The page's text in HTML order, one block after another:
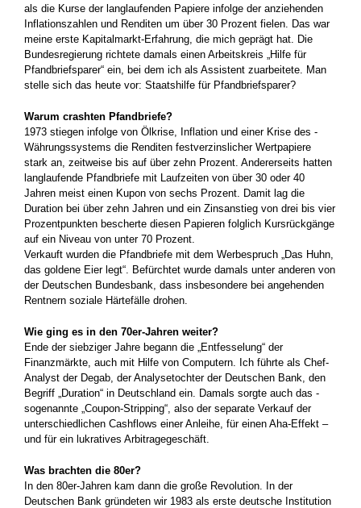
als die Kurse der langlaufenden Papiere infolge der anziehenden
Inflationszahlen und Renditen um über 30 Prozent fielen. Das war
meine erste Kapitalmarkt-Erfahrung, die mich geprägt hat. Die
Bundesregierung richtete damals einen Arbeitskreis „Hilfe für
Pfandbriefsparer“ ein, bei dem ich als Assistent zuarbeitete. Man
stelle sich das heute vor: Staatshilfe für Pfandbriefsparer?
Warum crashten Pfandbriefe?
1973 stiegen infolge von Ölkrise, Inflation und einer Krise des ­
Währungssystems die Renditen festverzinslicher Wertpapiere
stark an, zeitweise bis auf über zehn Prozent. Andererseits hatten
langlaufende Pfandbriefe mit Laufzeiten von über 30 oder 40
Jahren meist einen Kupon von sechs Prozent. Damit lag die
Duration bei über zehn Jahren und ein Zinsanstieg von drei bis vier
Prozentpunkten bescherte diesen Papieren folglich Kursrückgänge
auf ein Niveau von unter 70 Prozent.
Verkauft wurden die Pfandbriefe mit dem Werbespruch „Das Huhn,
das goldene Eier legt“. Befürchtet wurde damals unter ­anderen von
der Deutschen Bundesbank, dass insbesondere bei ­angehenden
Rentnern soziale Härtefälle drohen.
Wie ging es in den 70er-Jahren weiter?
Ende der siebziger Jahre begann die „Entfesselung“ der
Finanzmärkte, auch mit Hilfe von Computern. Ich führte als Chef-
Analyst der Degab, der Analysetochter der Deutschen Bank, den
Begriff „Duration“ in Deutschland ein. Damals sorgte auch das ­
sogenannte „Coupon-Stripping“, also der separate Verkauf der
unterschied­lichen Cashflows einer Anleihe, für einen Aha-Effekt –
und für ein lukratives Arbitragegeschäft.
Was brachten die 80er?
In den 80er-Jahren kam dann die große Revolution. In der
Deutschen Bank gründeten wir 1983 als erste deutsche Institution